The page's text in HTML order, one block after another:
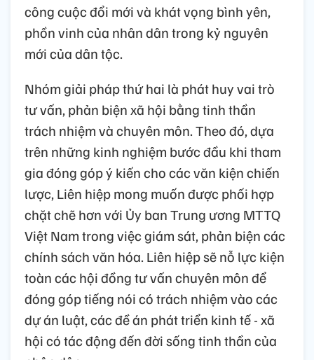
công cuộc đổi mới và khát vọng bình yên,
phồn vinh của nhân dân trong kỷ nguyên
mới của dân tộc.
Nhóm giải pháp thứ hai là phát huy vai trò
tư vấn, phản biện xã hội bằng tinh thần
trách nhiệm và chuyên môn. Theo đó, dựa
trên những kinh nghiệm bước đầu khi tham
gia đóng góp ý kiến cho các văn kiện chiến
lược, Liên hiệp mong muốn được phối hợp
chặt chẽ hơn với Ủy ban Trung ương MTTQ
Việt Nam trong việc giám sát, phản biện các
chính sách văn hóa. Liên hiệp sẽ nỗ lực kiện
toàn các hội đồng tư vấn chuyên môn để
đóng góp tiếng nói có trách nhiệm vào các
dự án luật, các đề án phát triển kinh tế - xã
hội có tác động đến đời sống tinh thần của